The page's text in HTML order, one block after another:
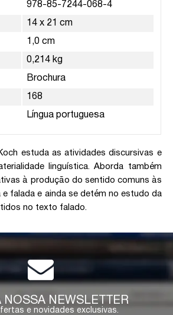
978-85-7244-068-4
14 x 21 cm
1,0 cm
0,214 kg
Brochura
168
Língua portuguesa
estuda as atividades discursivas e
linguística. Aborda também
à produção do sentido comuns às
falada e ainda se detém no estudo da
no texto falado.
NOSSA NEWSLETTER
e novidades exclusivas.